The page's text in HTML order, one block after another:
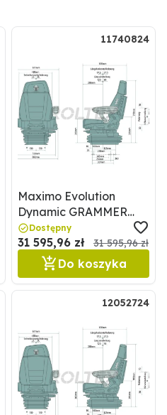
11740824
Maximo Evolution
Dynamic GRAMMER
11740824
Dostępny
31 595,96 zł 31 595,96 zł
Do koszyka
12052724